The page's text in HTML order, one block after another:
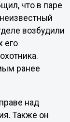
что в паре
возбудили
его
ранее
над
Также он